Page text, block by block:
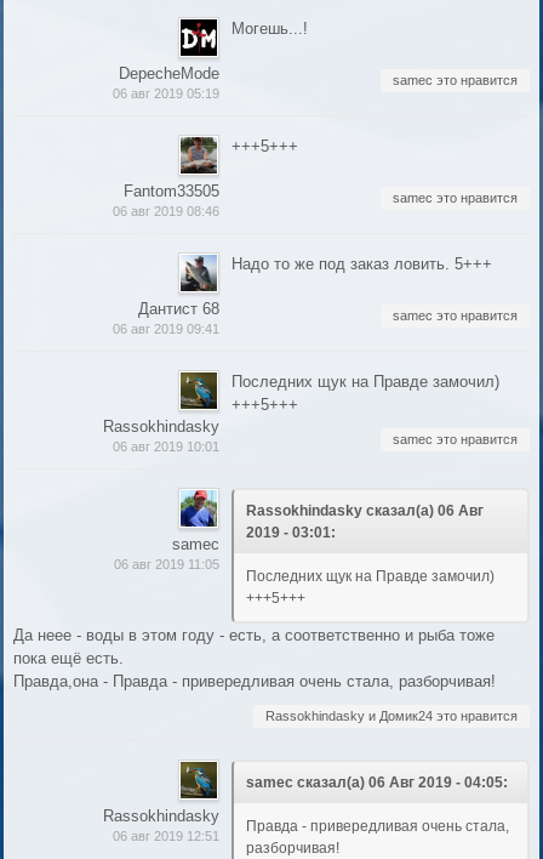
DepecheMode
06 авг 2019 05:19
Могешь...!
samec это нравится
Fantom33505
06 авг 2019 08:46
+++5+++
samec это нравится
Дантист 68
06 авг 2019 09:41
Надо то же под заказ ловить. 5+++
samec это нравится
Rassokhindasky
06 авг 2019 10:01
Последних щук на Правде замочил)
+++5+++
samec это нравится
samec
06 авг 2019 11:05
Rassokhindasky сказал(а) 06 Авг
2019 - 03:01:
Последних щук на Правде замочил)
+++5+++
Да неее - воды в этом году - есть, а соответственно и рыба тоже
пока ещё есть.
Правда,она - Правда - привередливая очень стала, разборчивая!
Rassokhindasky и Домик24 это нравится
Rassokhindasky
06 авг 2019 12:51
samec сказал(а) 06 Авг 2019 - 04:05:
Правда - привередливая очень стала,
разборчивая!